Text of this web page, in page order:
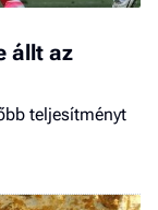
állt az
teljesítményt